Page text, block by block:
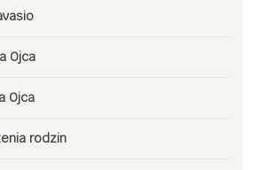
Ojca
Ojca
rodzin